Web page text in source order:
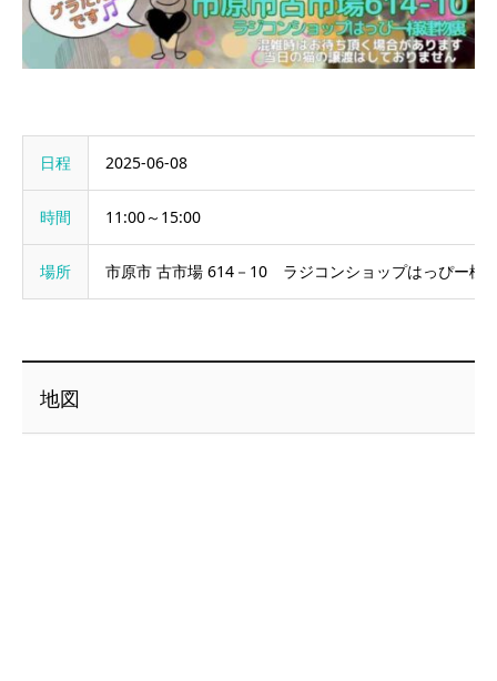
日程 2025-06-08
時間 11:00～15:00
場所 市原市 古市場 614－10 ラジコンショップはっぴー様
地図